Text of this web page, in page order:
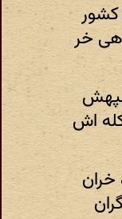
خر
اش